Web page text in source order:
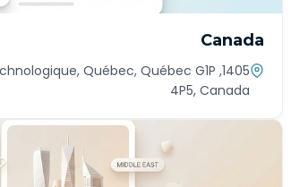
Canada
Technologique, Québec, Québec G1P
4P5, Canada